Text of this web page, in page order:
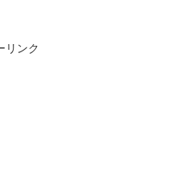
リンク